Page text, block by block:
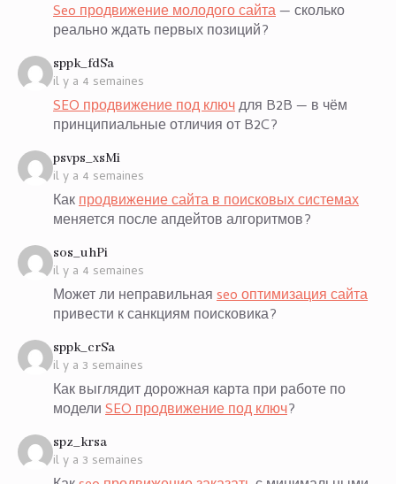
Seo продвижение молодого сайта— сколько
реально ждать первых позиций?
sppk_fdSasays:
il y a 4 semaines
SEO продвижение под ключдля B2B — в чём
принципиальные отличия от B2C?
psvps_xsMisays:
il y a 4 semaines
Какпродвижение сайта в поисковых системах
меняется после апдейтов алгоритмов?
sos_uhPisays:
il y a 4 semaines
Может ли неправильнаяseo оптимизация сайта
привести к санкциям поисковика?
sppk_crSasays:
il y a 3 semaines
Как выглядит дорожная карта при работе по
моделиSEO продвижение под ключ?
spz_krsasays:
il y a 3 semaines